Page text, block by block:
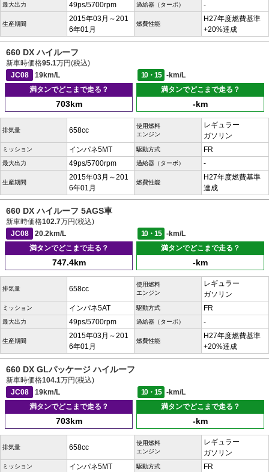
最大出力 49ps/5700rpm 過給器（ターボ） -
生産期間
2015年03月～201
6年01月
燃費性能
H27年度燃費基準
+20%達成
660 DX ハイルーフ
新車時価格95.1万円(税込)
JC08
19km/L 10・15
-km/L
満タンでどこまで走る？
703km
満タンでどこまで走る？
-km
排気量 658cc
使用燃料
エンジン
レギュラー
ガソリン
ミッション インパネ5MT 駆動方式 FR
最大出力 49ps/5700rpm 過給器（ターボ） -
生産期間
2015年03月～201
6年01月
燃費性能
H27年度燃費基準
達成
660 DX ハイルーフ 5AGS車
新車時価格102.7万円(税込)
JC08
20.2km/L 10・15
-km/L
満タンでどこまで走る？
747.4km
満タンでどこまで走る？
-km
排気量 658cc
使用燃料
エンジン
レギュラー
ガソリン
ミッション インパネ5AT 駆動方式 FR
最大出力 49ps/5700rpm 過給器（ターボ） -
生産期間
2015年03月～201
6年01月
燃費性能
H27年度燃費基準
+20%達成
660 DX GLパッケージ ハイルーフ
新車時価格104.1万円(税込)
JC08
19km/L 10・15
-km/L
満タンでどこまで走る？
703km
満タンでどこまで走る？
-km
排気量 658cc
使用燃料
エンジン
レギュラー
ガソリン
ミッション インパネ5MT 駆動方式 FR